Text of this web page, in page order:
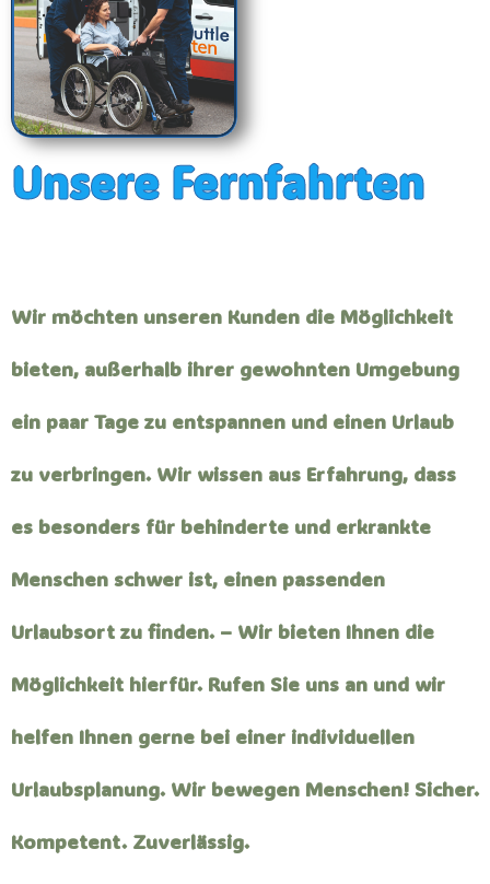
Unsere Fernfahrten
Wir möchten unseren Kunden die Möglichkeit
bieten, außerhalb ihrer gewohnten Umgebung
ein paar Tage zu entspannen und einen Urlaub
zu verbringen. Wir wissen aus Erfahrung, dass
es besonders für behinderte und erkrankte
Menschen schwer ist, einen passenden
Urlaubsort zu finden. – Wir bieten Ihnen die
Möglichkeit hierfür. Rufen Sie uns an und wir
helfen Ihnen gerne bei einer individuellen
Urlaubsplanung. Wir bewegen Menschen! Sicher.
Kompetent. Zuverlässig.